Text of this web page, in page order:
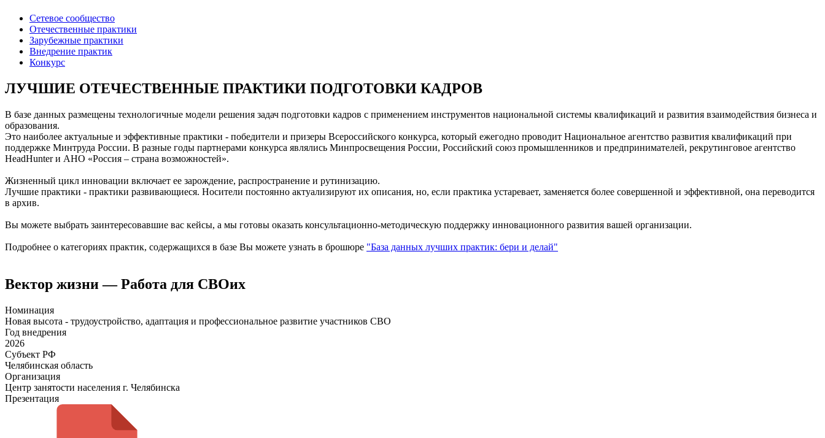
Сетевое сообщество
Отечественные практики
Зарубежные практики
Внедрение практик
Конкурс
ЛУЧШИЕ ОТЕЧЕСТВЕННЫЕ ПРАКТИКИ ПОДГОТОВКИ КАДРОВ
В базе данных размещены технологичные модели решения задач подготовки кадров с применением инструментов национальной системы квалификаций и развития взаимодействия бизнеса и
образования.
Это наиболее актуальные и эффективные практики - победители и призеры Всероссийского конкурса, который ежегодно проводит Национальное агентство развития квалификаций при
поддержке Минтруда России. В разные годы партнерами конкурса являлись Минпросвещения России, Российский союз промышленников и предпринимателей, рекрутинговое агентство
HeadHunter и АНО «Россия – страна возможностей».
Жизненный цикл инновации включает ее зарождение, распространение и рутинизацию.
Лучшие практики - практики развивающиеся. Носители постоянно актуализируют их описания, но, если практика устаревает, заменяется более совершенной и эффективной, она переводится
в архив.
Вы можете выбрать заинтересовавшие вас кейсы, а мы готовы оказать консультационно-методическую поддержку инновационного развития вашей организации.
Подробнее о категориях практик, содержащихся в базе Вы можете узнать в брошюре "База данных лучших практик: бери и делай"
Вектор жизни — Работа для СВОих
Номинация
Новая высота - трудоустройство, адаптация и профессиональное развитие участников СВО
Год внедрения
2026
Субъект РФ
Челябинская область
Организация
Центр занятости населения г. Челябинска
Презентация